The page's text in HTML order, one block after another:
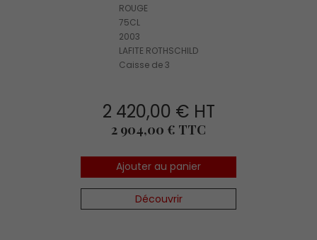
ROUGE
75CL
2003
LAFITE ROTHSCHILD
Caisse de 3
2 420,00 € HT
Prix
2 904,00 € TTC
Ajouter au panier
Découvrir